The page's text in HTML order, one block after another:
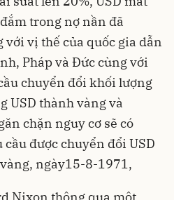
trong nợ nần đã
vị thế của quốc gia dẫn
Pháp và Đức cùng với
chuyển đổi khối lượng
USD thành vàng và
chặn nguy cơ sẽ có
được chuyển đổi USD
ngày15-8-1971,
Nixon thông qua một